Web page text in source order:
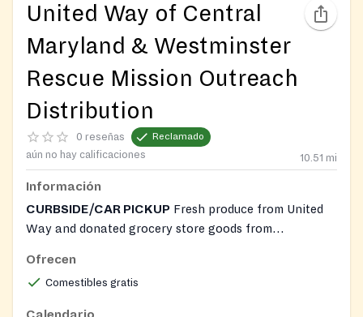
United Way of Central
Maryland & Westminster
Rescue Mission Outreach
Distribution
0 reseñas Reclamado
aún no hay calificaciones 10.51 mi
Información
CURBSIDE/CAR PICKUP Fresh produce from United
Way and donated grocery store goods from
Ofrecen
Comestibles gratis